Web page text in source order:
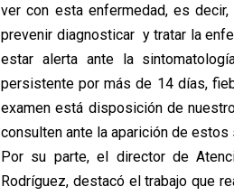
ver con esta enfermedad, es
prevenir diagnosticar y tratar la
estar alerta ante la
persistente por más de 14 días,
examen está disposición de
consulten ante la aparición de estos
Por su parte, el director de
Rodríguez, destacó el trabajo que